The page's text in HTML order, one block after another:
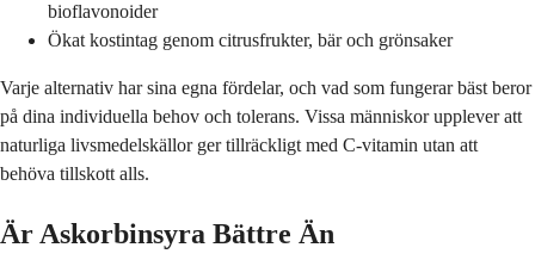
bioflavonoider
Ökat kostintag genom citrusfrukter, bär och grönsaker
Varje alternativ har sina egna fördelar, och vad som fungerar bäst beror
på dina individuella behov och tolerans. Vissa människor upplever att
naturliga livsmedelskällor ger tillräckligt med C-vitamin utan att
behöva tillskott alls.
Är Askorbinsyra Bättre Än